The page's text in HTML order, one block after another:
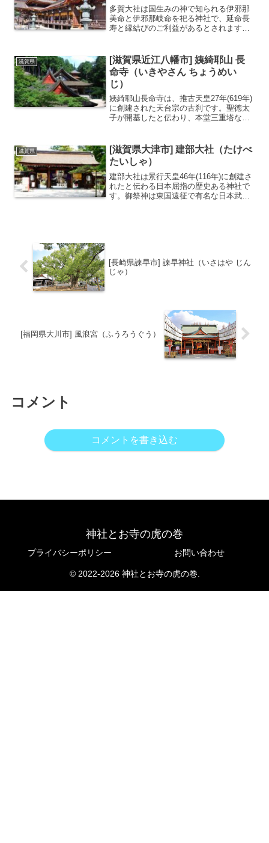
多賀大社は国生みの神で知られる伊邪那
美命と伊邪那岐命を祀る神社で、延命長
寿と縁結びのご利益があるとされます。
「お伊勢参らばお多賀へ参れ、お伊勢お
多賀の子でござる」と歌われ...
滋賀県
[滋賀県近江八幡市] 姨綺耶山 長
命寺（いきやさん ちょうめい
じ）
姨綺耶山長命寺は、推古天皇27年(619年)
に創建された天台宗の古刹です。聖徳太
子が開基したと伝わり、本堂三重塔など
札所にもなっています。西国三十三所の
第31番札所聖...
滋賀県
[滋賀県大津市] 建部大社（たけべ
たいしゃ）
建部大社は景行天皇46年(116年)に創建さ
れたと伝わる日本屈指の歴史ある神社で
す。御祭神は東国遠征で有名な日本武尊
[長崎県諫早市] 諫早神社（いさはや じん
じゃ）
[福岡県大川市] 風浪宮（ふうろうぐう）
コメント
コメントを書き込む
神社とお寺の虎の巻
プライバシーポリシー お問い合わせ
© 2022-2026 神社とお寺の虎の巻.